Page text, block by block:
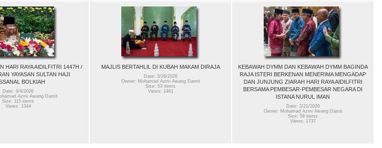
HARI RAYA AIDILFITRI 1447H /
YAYASAN SULTAN HAJI
BOLKIAH
Date: 4/4/2026
Azmi Awang Damit
Size: 115 items
Views: 1344
MAJLIS BERTAHLIL DI KUBAH MAKAM DIRAJA
Date: 3/26/2026
Owner: Mohamad Azmi Awang Damit
Size: 53 items
Views: 1461
KEBAWAH DYMM DAN KEBAWAH DYMM BAGINDA
RAJA ISTERI BERKENAN MENERIMA MENGADAP
DAN JUNJUNG ZIARAH HARI RAYA AIDILFITRI
BERSAMA PEMBESAR-PEMBESAR NEGARA DI
ISTANA NURUL IMAN
Date: 3/21/2026
Owner: Mohamad Azmi Awang Damit
Size: 58 items
Views: 1737